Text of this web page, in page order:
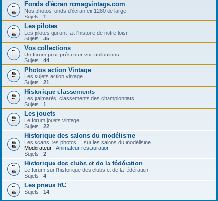
Fonds d'écran rcmagvintage.com
Nos photos fonds d'écran en 1280 de large
Sujets : 1
Les pilotes
Les pilotes qui ont fait l'histoire de notre loisir
Sujets : 35
Vos collections
Un forum pour présenter vos collections
Sujets : 44
Photos action Vintage
Les sujets action vintage
Sujets : 21
Historique classements
Les palmarès, classements des championnats ...
Sujets : 1
Les jouets
Le forum jouets vintage
Sujets : 22
Historique des salons du modélisme
Les scans, les photos ... sur les salons du modélisme
Modérateur : Animateur restauration
Sujets : 2
Historique des clubs et de la fédération
Le forum sur l'historique des clubs et de la fédération
Sujets : 4
Les pneus RC
Sujets : 14